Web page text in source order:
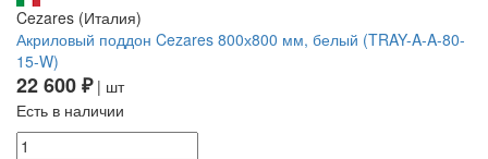
Cezares (Италия)
Акриловый поддон Cezares 800х800 мм, белый (TRAY-A-A-80-
15-W)
22 600 ₽| шт
Есть в наличии